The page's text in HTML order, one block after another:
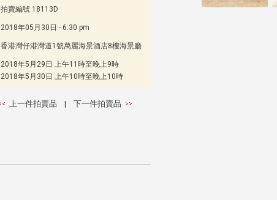
拍賣編號 18113D
2018年05月30日 - 6:30 pm
香港灣仔港灣道1號萬麗海景酒店8樓海景廳
2018年5月29日 上午11時至晚上9時
2018年5月30日 上午10時至晚上10時
上一件拍賣品 | 下一件拍賣品